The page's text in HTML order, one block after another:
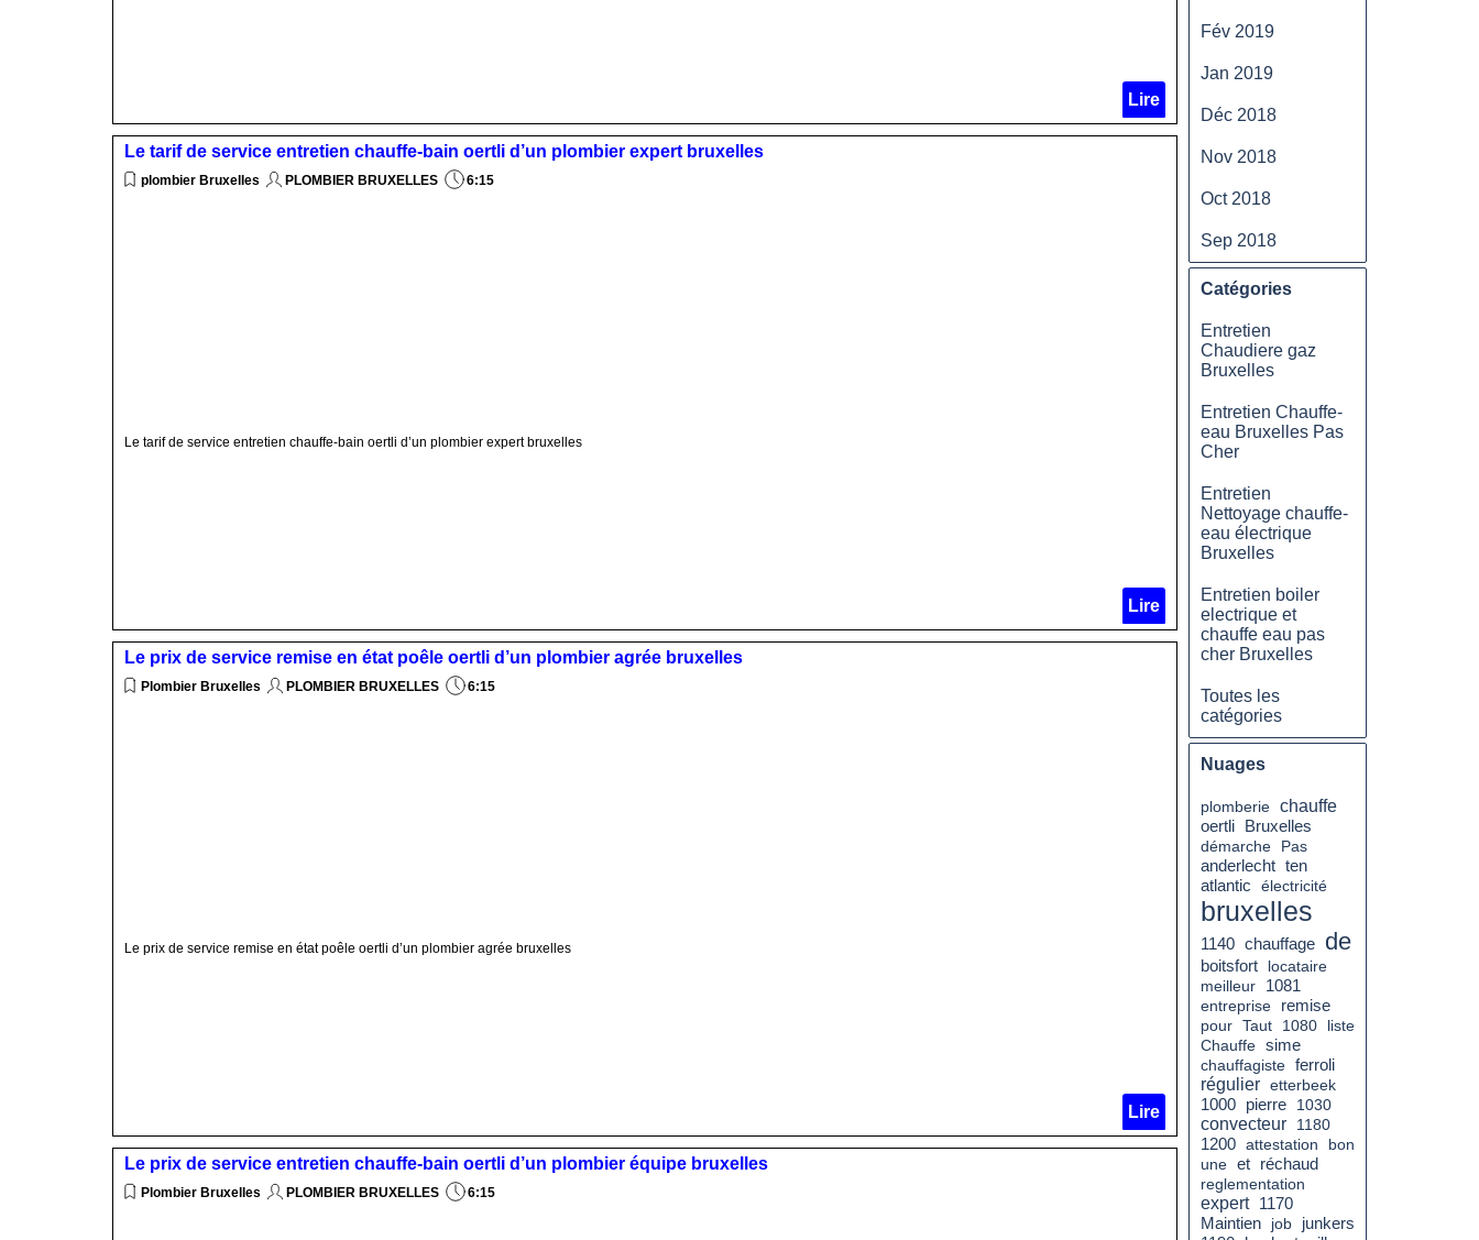
Lire
Le tarif de service entretien chauffe-bain oertli d’un plombier expert bruxelles
plombier Bruxelles PLOMBIER BRUXELLES 6:15
Le tarif de service entretien chauffe-bain oertli d’un plombier expert bruxelles
Lire
Le prix de service remise en état poêle oertli d’un plombier agrée bruxelles
Plombier Bruxelles PLOMBIER BRUXELLES 6:15
Le prix de service remise en état poêle oertli d’un plombier agrée bruxelles
Lire
Le prix de service entretien chauffe-bain oertli d’un plombier équipe bruxelles
Plombier Bruxelles PLOMBIER BRUXELLES 6:15
Fév 2019
Jan 2019
Déc 2018
Nov 2018
Oct 2018
Sep 2018
Catégories
Entretien
Chaudiere gaz
Bruxelles
Entretien Chauffe-
eau Bruxelles Pas
Cher
Entretien
Nettoyage chauffe-
eau électrique
Bruxelles
Entretien boiler
electrique et
chauffe eau pas
cher Bruxelles
Toutes les
catégories
Nuages
plomberie chauffe
oertli
Bruxelles
démarche
Pas
anderlecht ten
atlantic
électricité
bruxelles
1140 chauffage de
boitsfort
locataire
meilleur
1081
entreprise
remise
pour Taut 1080
liste
Chauffe sime
chauffagiste ferroli
régulier etterbeek
1000
pierre 1030
convecteur
1180
1200 attestation
bon
une et réchaud
reglementation
expert
1170
Maintien
job
junkers